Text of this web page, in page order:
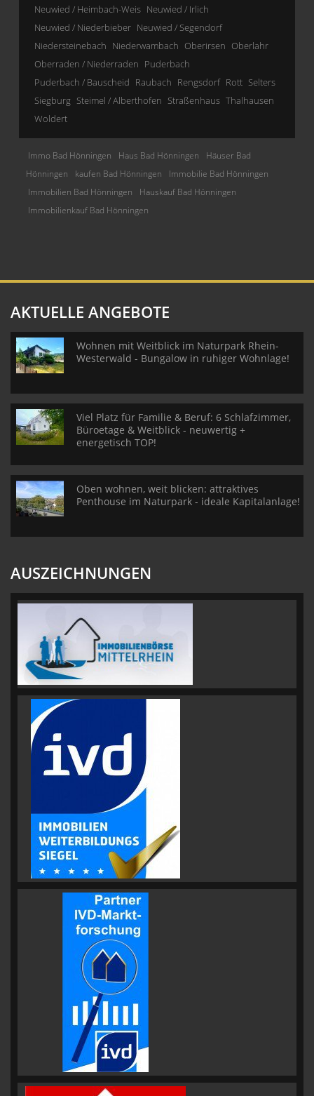
Neuwied / Heimbach-Weis Neuwied / Irlich
Neuwied / Niederbieber Neuwied / Segendorf
Niedersteinebach Niederwambach Oberirsen Oberlahr
Oberraden / Niederraden Puderbach
Puderbach / Bauscheid Raubach Rengsdorf Rott Selters
Siegburg Steimel / Alberthofen Straßenhaus Thalhausen
Woldert
Immo Bad Hönningen Haus Bad Hönningen
Häuser Bad
Hönningen
kaufen Bad Hönningen
Immobilie Bad Hönningen
Immobilien Bad Hönningen
Hauskauf Bad Hönningen
Immobilienkauf Bad Hönningen
AKTUELLE ANGEBOTE
Wohnen mit Weitblick im Naturpark Rhein-
Westerwald - Bungalow in ruhiger Wohnlage!
Viel Platz für Familie & Beruf: 6 Schlafzimmer,
Büroetage & Weitblick - neuwertig +
energetisch TOP!
Oben wohnen, weit blicken: attraktives
Penthouse im Naturpark - ideale Kapitalanlage!
AUSZEICHNUNGEN